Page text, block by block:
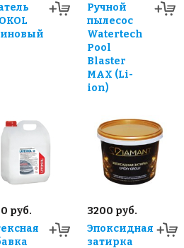
Ручной
пылесос
Watertech
Pool
Blaster
MAX (Li-
ion)
руб.
3200 руб.
Эпоксидная
затирка